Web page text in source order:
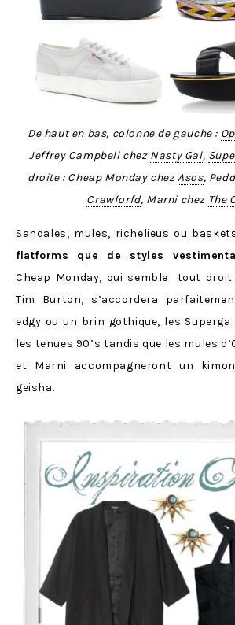
De haut en bas, colonne de gauche :
Jeffrey Campbell chez Nasty Gal,
droite : Cheap Monday chezAsos,
Crawforfd, Marni chez The
Sandales, mules, richelieus ou
flatforms que de styles
Cheap Monday, qui semble tout
Tim Burton, s’accordera
edgy ou un brin gothique, les
les tenues 90’s tandis que les mules
et Marni accompagneront un
geisha.